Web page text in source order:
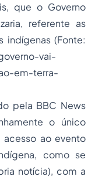
que o Governo
referente as
indígenas (Fonte:
vai-
em-terra-
pela BBC News
o único
ao evento
como se
notícia), com a